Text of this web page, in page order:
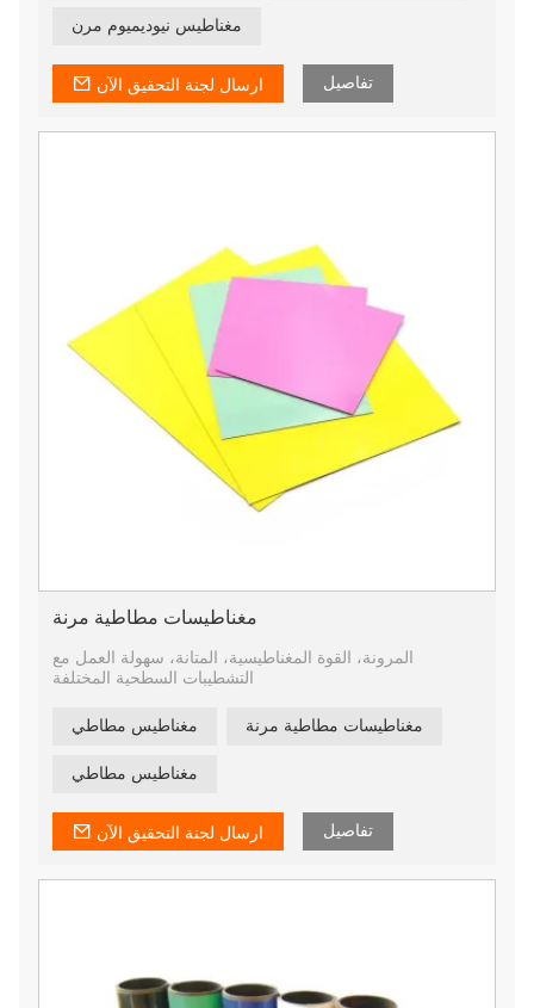
مغناطيس نيوديميوم مرن
ارسال لجنة التحقيق الآن تفاصيل
مغناطيسات مطاطية مرنة
المرونة، القوة المغناطيسية، المتانة، سهولة العمل مع
التشطيبات السطحية المختلفة
مغناطيس مطاطي مغناطيسات مطاطية مرنة
مغناطيس مطاطي
ارسال لجنة التحقيق الآن تفاصيل